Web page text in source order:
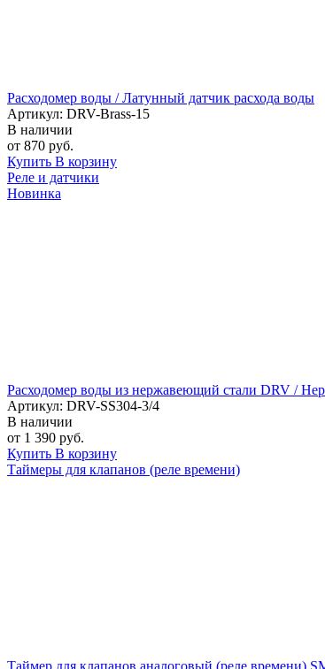
Расходомер воды / Латунный датчик расхода воды
Артикул: DRV-Brass-15
В наличии
от 870 руб.
Купить В корзину
Реле и датчики
Новинка
Расходомер воды из нержавеющий стали DRV /
Артикул: DRV-SS304-3/4
В наличии
от 1 390 руб.
Купить В корзину
Таймеры для клапанов (реле времени)
Таймер для клапанов аналоговый (реле времени)